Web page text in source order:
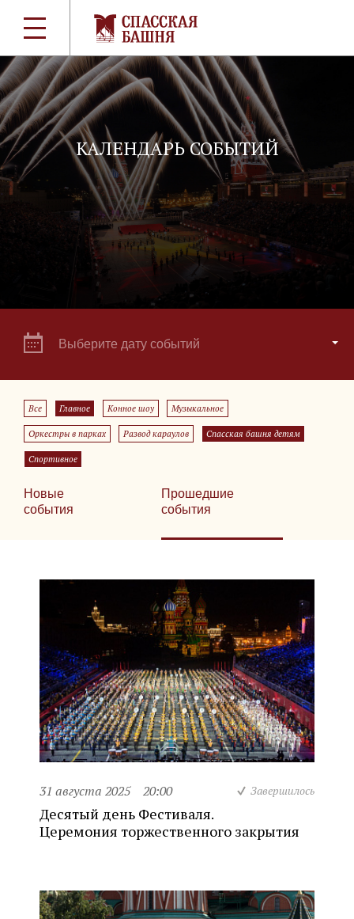
КАЛЕНДАРЬ СОБЫТИЙ
Выберите дату событий
Все Главное Конное шоу Музыкальное
Оркестры в парках Развод караулов Спасская башня детям
Спортивное
Новые
события
Прошедшие
события
31 августа 2025 20:00 Завершилось
Десятый день Фестиваля.
Церемония торжественного закрытия